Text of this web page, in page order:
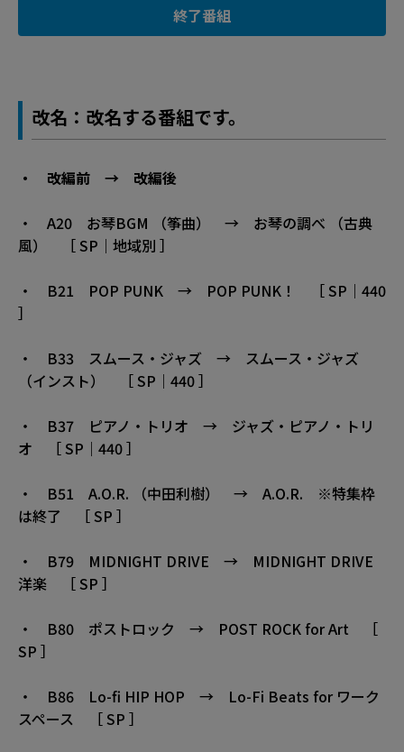
終了番組
改名：改名する番組です。
・ 改編前 → 改編後
・ A20 お琴BGM （筝曲） → お琴の調べ （古典
風） ［ SP｜地域別 ］
・ B21 POP PUNK → POP PUNK！ ［ SP｜440
］
・ B33 スムース・ジャズ → スムース・ジャズ
（インスト） ［ SP｜440 ］
・ B37 ピアノ・トリオ → ジャズ・ピアノ・トリ
オ ［ SP｜440 ］
・ B51 A.O.R. （中田利樹） → A.O.R. ※特集枠
は終了 ［ SP ］
・ B79 MIDNIGHT DRIVE → MIDNIGHT DRIVE
洋楽 ［ SP ］
・ B80 ポストロック → POST ROCK for Art ［
SP ］
・ B86 Lo-fi HIP HOP → Lo-Fi Beats for ワーク
スペース ［ SP ］